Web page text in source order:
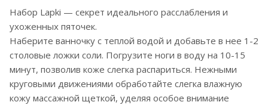
Набор Lapki — секрет идеального расслабления и
ухоженных пяточек.
Наберите ванночку с теплой водой и добавьте в нее 1-2
столовые ложки соли. Погрузите ноги в воду на 10-15
минут, позволив коже слегка распариться. Нежными
круговыми движениями обработайте слегка влажную
кожу массажной щеткой, уделяя особое внимание